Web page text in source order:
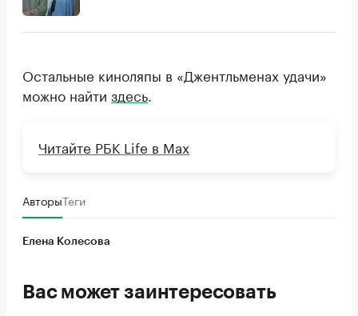
Остальные киноляпы в «Джентльменах удачи»
можно найти здесь.
Читайте РБК Life в Max
АвторыТеги
Елена Колесова
Вас может заинтересовать